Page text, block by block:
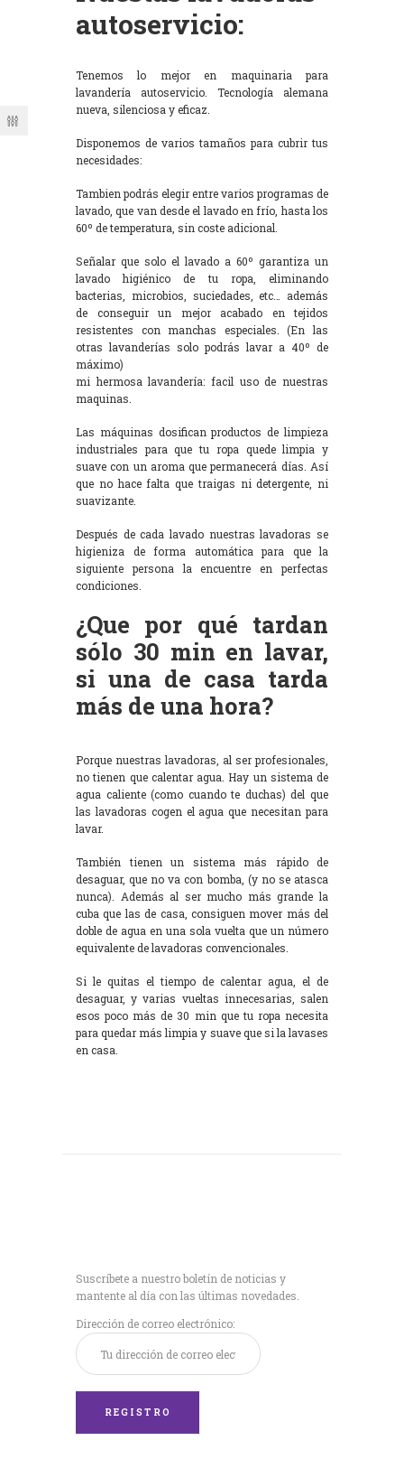
autoservicio:
Tenemos lo mejor en maquinaria para
lavandería autoservicio. Tecnología alemana
nueva, silenciosa y eficaz.
Disponemos de varios tamaños para cubrir tus
necesidades:
Tambien podrás elegir entre varios programas de
lavado, que van desde el lavado en frío, hasta los
60º de temperatura, sin coste adicional.
Señalar que solo el lavado a 60º garantiza un
lavado higiénico de tu ropa, eliminando
bacterias, microbios, suciedades, etc… además
de conseguir un mejor acabado en tejidos
resistentes con manchas especiales. (En las
otras lavanderías solo podrás lavar a 40º de
máximo)
mi hermosa lavandería: facil uso de nuestras
maquinas.
Las máquinas dosifican productos de limpieza
industriales para que tu ropa quede limpia y
suave con un aroma que permanecerá días. Así
que no hace falta que traigas ni detergente, ni
suavizante.
Después de cada lavado nuestras lavadoras se
higieniza de forma automática para que la
siguiente persona la encuentre en perfectas
condiciones.
¿Que por qué tardan
sólo 30 min en lavar,
si una de casa tarda
más de una hora?
Porque nuestras lavadoras, al ser profesionales,
no tienen que calentar agua. Hay un sistema de
agua caliente (como cuando te duchas) del que
las lavadoras cogen el agua que necesitan para
lavar.
También tienen un sistema más rápido de
desaguar, que no va con bomba, (y no se atasca
nunca). Además al ser mucho más grande la
cuba que las de casa, consiguen mover más del
doble de agua en una sola vuelta que un número
equivalente de lavadoras convencionales.
Si le quitas el tiempo de calentar agua, el de
desaguar, y varias vueltas innecesarias, salen
esos poco más de 30 min que tu ropa necesita
para quedar más limpia y suave que si la lavases
en casa.
Suscríbete a nuestro boletín de noticias y
mantente al día con las últimas novedades.
Dirección de correo electrónico: